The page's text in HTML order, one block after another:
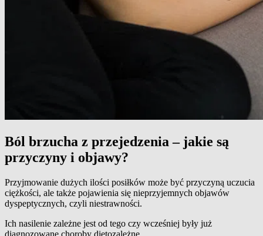
Ból brzucha z przejedzenia – jakie są
przyczyny i objawy?
Przyjmowanie dużych ilości posiłków może być przyczyną uczucia
ciężkości, ale także pojawienia się nieprzyjemnych objawów
dyspeptycznych, czyli niestrawności.
Ich nasilenie zależne jest od tego czy wcześniej były już
diagnozowane choroby dietozależne.